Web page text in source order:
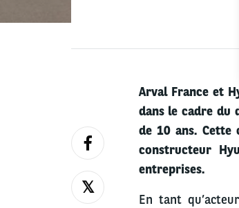
Arval France et
dans le cadre du
de 10 ans. Cette
constructeur
entreprises.
En tant